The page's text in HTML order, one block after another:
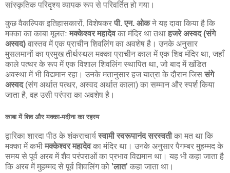
सांस्कृतिक परिदृश्य व्यापक रूप से परिवर्तित हो गया।
कुछ वैकल्पिक इतिहासकारों, विशेषकरपी. एन. ओकने यह दावा किया है कि
मक्का का काबा मूलतःमक्केश्वर महादेवका मंदिर था तथाहजरे अस्वद (संगे
अस्वद) वास्तव में एक प्राचीन शिवलिंग का अवशेष है। उनके अनुसार
मुसलमानों का प्रमुख तीर्थस्थल मक्का प्राचीन काल में एक शिव मंदिर था, जहाँ
काले पत्थर के रूप में एक विशाल शिवलिंग स्थापित था, जो बाद में खंडित
अवस्था में भी विद्यमान रहा। उनके मतानुसार हज यात्रा के दौरान जिससंगे
अस्वद(संग अर्थात पत्थर, अस्वद अर्थात काला) का सम्मान और स्पर्श किया
जाता है, वह उसी परंपरा का अवशेष है।
काबा में शिव और मक्का-मदीना का रहस्य
द्वारिका शारदा पीठ के शंकराचार्यस्वामी स्वरूपानंद सरस्वतीका मत था कि
मक्का में कभीमक्केश्वर महादेवका मंदिर था। उनके अनुसार पैगम्बर मुहम्मद के
समय से पूर्व अरब में शैव परंपराओं का प्रभाव विद्यमान था। यह भी कहा जाता है
कि अरब में मुहम्मद से पूर्व शिवलिंग को 'लात' कहा जाता था।